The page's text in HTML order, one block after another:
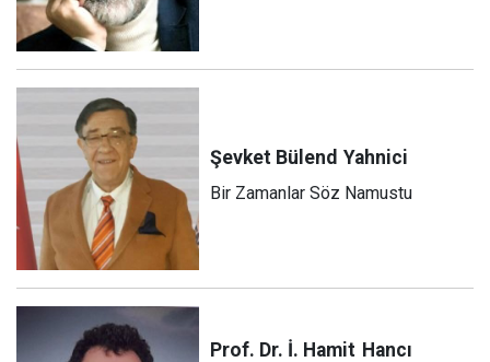
Şevket Bülend Yahnici
Bir Zamanlar Söz Namustu
Prof. Dr. İ. Hamit Hancı